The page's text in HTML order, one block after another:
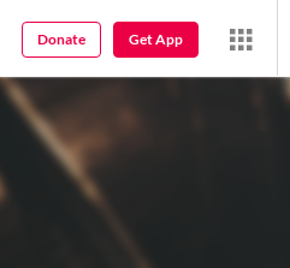
Get App
Donate